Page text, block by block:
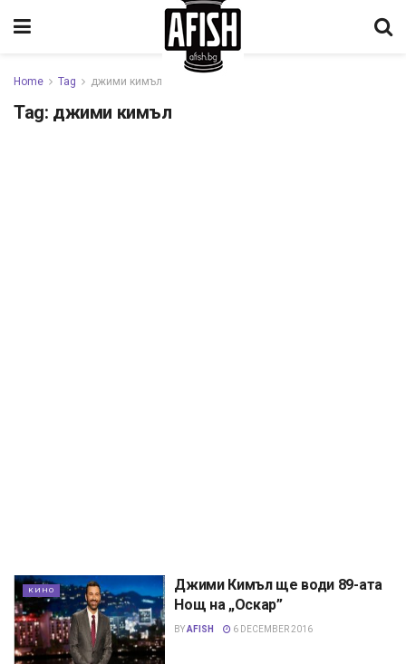
Home Tag джими кимъл
Tag: джими кимъл
КИНО
Джими Кимъл ще води 89-ата
Нощ на „Оскар”
BYAFISH 6 DECEMBER 2016